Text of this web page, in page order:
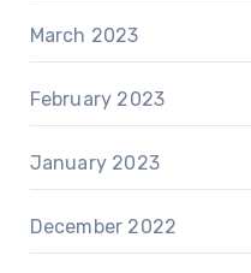
March 2023
February 2023
January 2023
December 2022